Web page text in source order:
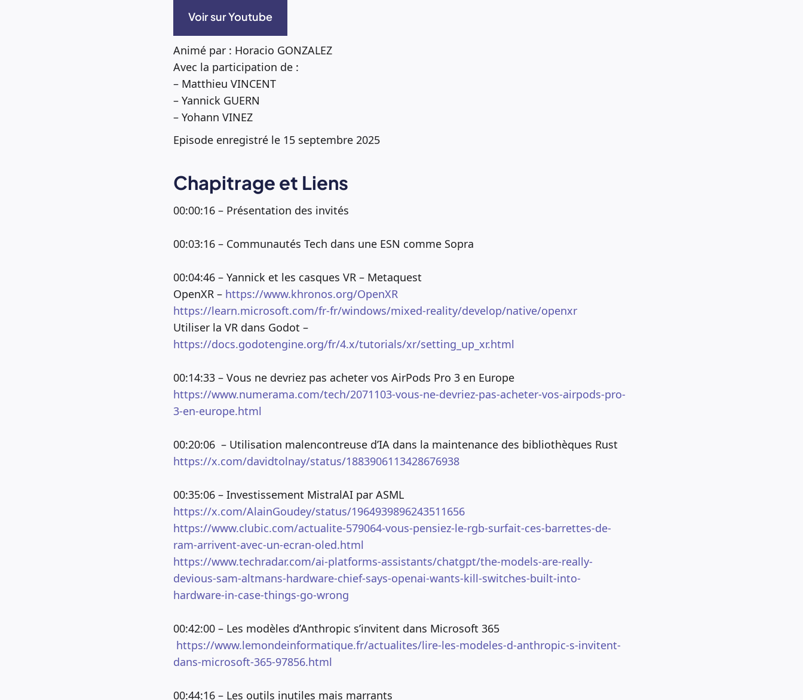
RSS FEED
SHARE
LINK
EMBED
Voir sur Youtube
Animé par : Horacio GONZALEZ
Avec la participation de :
– Matthieu VINCENT
– Yannick GUERN
– Yohann VINEZ
Episode enregistré le 15 septembre 2025
Chapitrage et Liens
00:00:16 – Présentation des invités
00:03:16 – Communautés Tech dans une ESN comme Sopra
00:04:46 – Yannick et les casques VR – Metaquest
OpenXR – https://www.khronos.org/OpenXR
https://learn.microsoft.com/fr-fr/windows/mixed-reality/develop/native/openxr
Utiliser la VR dans Godot –
https://docs.godotengine.org/fr/4.x/tutorials/xr/setting_up_xr.html
00:14:33 – Vous ne devriez pas acheter vos AirPods Pro 3 en Europe
https://www.numerama.com/tech/2071103-vous-ne-devriez-pas-acheter-vos-airpods-pro-
3-en-europe.html
00:20:06 – Utilisation malencontreuse d’IA dans la maintenance des bibliothèques Rust
https://x.com/davidtolnay/status/1883906113428676938
00:35:06 – Investissement MistralAI par ASML
https://x.com/AlainGoudey/status/1964939896243511656
https://www.clubic.com/actualite-579064-vous-pensiez-le-rgb-surfait-ces-barrettes-de-
ram-arrivent-avec-un-ecran-oled.html
https://www.techradar.com/ai-platforms-assistants/chatgpt/the-models-are-really-
devious-sam-altmans-hardware-chief-says-openai-wants-kill-switches-built-into-
hardware-in-case-things-go-wrong
00:42:00 – Les modèles d’Anthropic s’invitent dans Microsoft 365
https://www.lemondeinformatique.fr/actualites/lire-les-modeles-d-anthropic-s-invitent-
dans-microsoft-365-97856.html
00:44:16 – Les outils inutiles mais marrants